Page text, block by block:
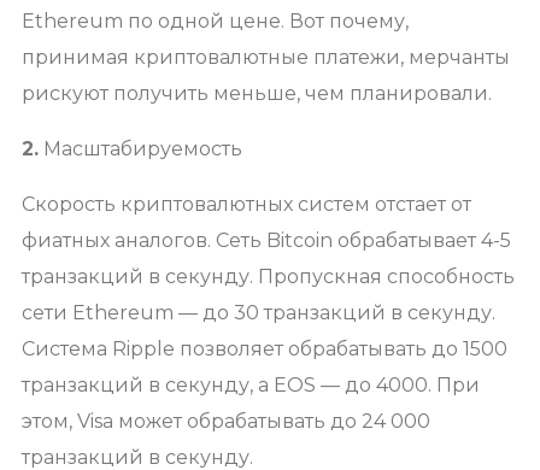
Ethereum по одной цене. Вот почему,
принимая криптовалютные платежи, мерчанты
рискуют получить меньше, чем планировали.
2. Масштабируемость
Скорость криптовалютных систем отстает от
фиатных аналогов. Сеть Bitcoin обрабатывает 4-5
транзакций в секунду. Пропускная способность
сети Ethereum — до 30 транзакций в секунду.
Система Ripple позволяет обрабатывать до 1500
транзакций в секунду, а EOS — до 4000. При
этом, Visa может обрабатывать до 24 000
транзакций в секунду.